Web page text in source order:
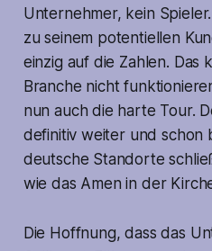
Unternehmer, kein
zu seinem potentiellen
einzig auf die Zahlen. Das
Branche nicht
nun auch die harte Tour.
definitiv weiter und schon
deutsche Standorte
wie das Amen in der
Die Hoffnung, dass das